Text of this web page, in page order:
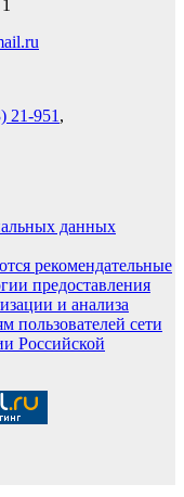
21-951 ,
данных
рекомендательные
предоставления
и анализа
пользователей сети
Российской